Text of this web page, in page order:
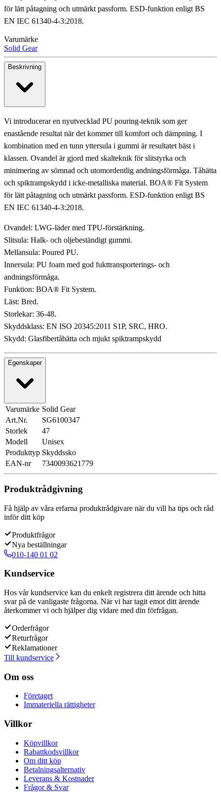
för lätt påtagning och utmärkt passform. ESD-funktion enligt BS
EN IEC 61340-4-3:2018.
Varumärke
Solid Gear
Beskrivning
Vi introducerar en nyutvecklad PU pouring-teknik som ger
enastående resultat när det kommer till komfort och dämpning. I
kombination med en tunn yttersula i gummi är resultatet bäst i
klassen. Ovandel är gjord med skalteknik för slitstyrka och
minimering av sömnad och utomordentlig andningsförmåga. Tåhätta
och spiktrampskydd i icke-metalliska material. BOA® Fit System
för lätt påtagning och utmärkt passform. ESD-funktion enligt BS
EN IEC 61340-4-3:2018.
Ovandel: LWG-läder med TPU-förstärkning.
Slitsula: Halk- och oljebeständigt gummi.
Mellansula: Poured PU.
Innersula: PU foam med god fukttransporterings- och
andningsförmåga.
Funktion: BOA® Fit System.
Läst: Bred.
Storlekar: 36-48.
Skyddsklass: EN ISO 20345:2011 S1P, SRC, HRO.
Skydd: Glasfibertåhätta och mjukt spiktrampskydd
Egenskaper
Varumärke Solid Gear
Art.Nr.
SG6100347
Storlek
47
Modell
Unisex
Produkttyp Skyddssko
EAN-nr
7340093621779
Produktrådgivning
Få hjälp av våra erfarna produktrådgivare när du vill ha tips och råd
inför ditt köp
Produktfrågor
Nya beställningar
010-140 01 02
Kundservice
Hos vår kundservice kan du enkelt registrera ditt ärende och hitta
svar på de vanligaste frågorna. När vi har tagit emot ditt ärende
återkommer vi och hjälper dig vidare med din förfrågan.
Orderfrågor
Returfrågor
Reklamationer
Till kundservice
Om oss
Företaget
Immateriella rättigheter
Villkor
Köpvillkor
Rabattkodsvillkor
Om ditt köp
Betalningsalternativ
Leverans & Kostnader
Frågor & Svar